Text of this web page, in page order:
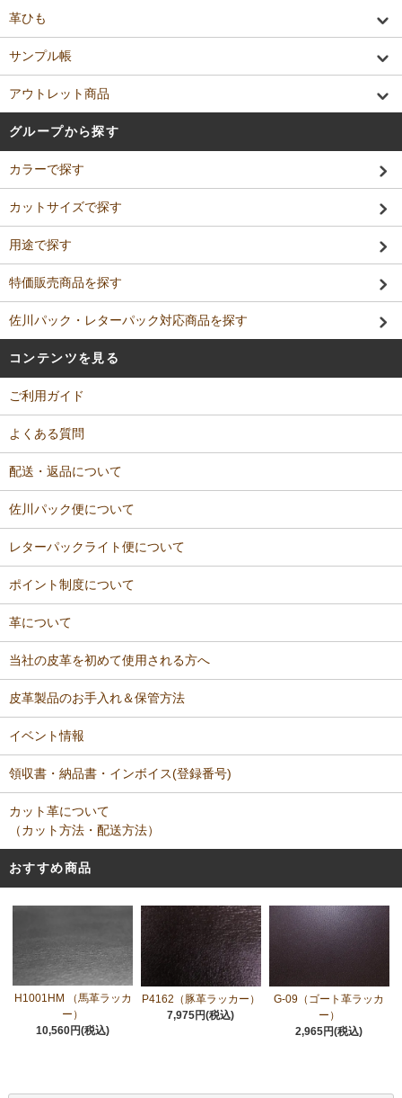
革ひも
サンプル帳
アウトレット商品
グループから探す
カラーで探す
カットサイズで探す
用途で探す
特価販売商品を探す
佐川パック・レターパック対応商品を探す
コンテンツを見る
ご利用ガイド
よくある質問
配送・返品について
佐川パック便について
レターパックライト便について
ポイント制度について
革について
当社の皮革を初めて使用される方へ
皮革製品のお手入れ＆保管方法
イベント情報
領収書・納品書・インボイス(登録番号)
カット革について
（カット方法・配送方法）
おすすめ商品
H1001HM （馬革ラッカ
ー）
10,560円(税込)
P4162（豚革ラッカー）
7,975円(税込)
G-09（ゴート革ラッカ
ー）
2,965円(税込)